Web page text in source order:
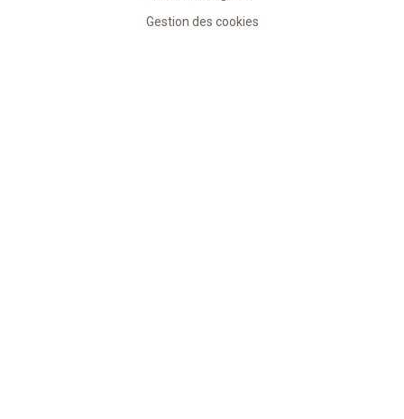
Gestion des cookies